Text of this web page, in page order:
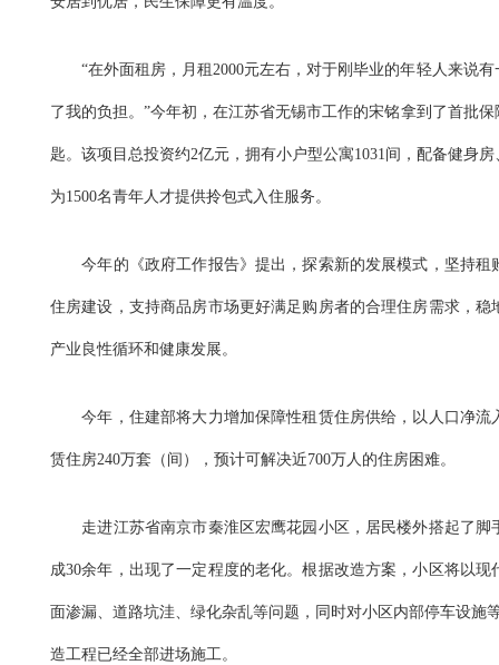
“在外面租房，月租2000元左右，对于刚毕业的年轻人来说有
了我的负担。”今年初，在江苏省无锡市工作的宋铭拿到了首批
匙。该项目总投资约2亿元，拥有小户型公寓1031间，配备健身
为1500名青年人才提供拎包式入住服务。
今年的《政府工作报告》提出，探索新的发展模式，坚持租
住房建设，支持商品房市场更好满足购房者的合理住房需求，
产业良性循环和健康发展。
今年，住建部将大力增加保障性租赁住房供给，以人口净流
赁住房240万套（间），预计可解决近700万人的住房困难。
走进江苏省南京市秦淮区宏鹰花园小区，居民楼外搭起了脚
成30余年，出现了一定程度的老化。根据改造方案，小区将以
面渗漏、道路坑洼、绿化杂乱等问题，同时对小区内部停车设施
造工程已经全部进场施工。